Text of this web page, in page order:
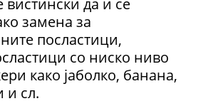
замена за
посластици,
со ниско ниво
како јаболко, банана,
и сл.